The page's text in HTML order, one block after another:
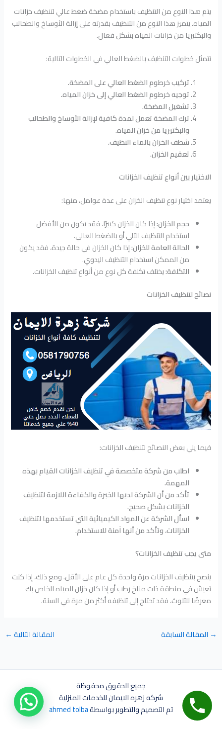
يتم هذا النوع من التنظيف باستخدام مضخة ضغط عالي لتنظيف خزانات
المياه. يتميز هذا النوع من التنظيف بقدرته على إزالة الأوساخ والطحالب
والبكتيريا من خزانات المياه بشكل فعال.
تتمثل خطوات التنظيف بالضغط العالي في الخطوات التالية:
تركيب خرطوم الضغط العالي على المضخة.
توجيه خرطوم الضغط العالي إلى خزان المياه.
تشغيل المضخة.
ترك المضخة تعمل لمدة كافية لإزالة الأوساخ والطحالب
والبكتيريا من خزان المياه.
شطف الخزان بالماء النظيف.
تعقيم الخزان.
الاختيار بين أنواع تنظيف الخزانات
يعتمد اختيار نوع تنظيف الخزان على عدة عوامل، منها:
حجم الخزان:إذا كان الخزان كبيرًا، فقد يكون من الأفضل
استخدام التنظيف الآلي أو بالضغط العالي.
الحالة العامة للخزان:إذا كان الخزان في حالة جيدة، فقد يكون
من الممكن استخدام التنظيف اليدوي.
التكلفة:يختلف تكلفة كل نوع من أنواع تنظيف الخزانات.
نصائح لتنظيف الخزانات
فيما يلي بعض النصائح لتنظيف الخزانات:
اطلب من شركة متخصصة في تنظيف الخزانات القيام بهذه
المهمة.
تأكد من أن الشركة لديها الخبرة والكفاءة اللازمة لتنظيف
الخزانات بشكل صحيح.
اسأل الشركة عن المواد الكيميائية التي تستخدمها لتنظيف
الخزانات، وتأكد من أنها آمنة للاستخدام.
متى يجب تنظيف الخزانات؟
ينصح بتنظيف الخزانات مرة واحدة كل عام على الأقل. ومع ذلك، إذا كنت
تعيش في منطقة ذات مناخ رطب أو إذا كان خزان المياه الخاص بك
معرضًا للتلوث، فقد تحتاج إلى تنظيفه أكثر من مرة في السنة.
→ المقالة السابقة المقالة التالية ←
جميع الحقوق محفوظة
شركه زهره الايمان للخدمات المنزلية
تم التصميم والتطوير بواسطةahmed tolba